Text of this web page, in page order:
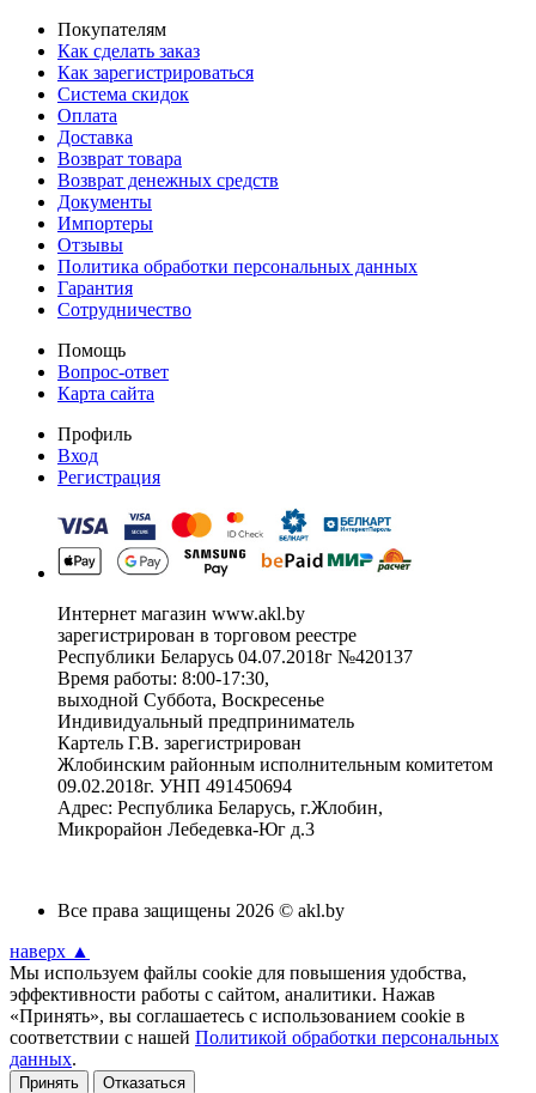
Покупателям
Как сделать заказ
Как зарегистрироваться
Система скидок
Оплата
Доставка
Возврат товара
Возврат денежных средств
Документы
Импортеры
Отзывы
Политика обработки персональных данных
Гарантия
Сотрудничество
Помощь
Вопрос-ответ
Карта сайта
Профиль
Вход
Регистрация
Интернет магазин www.akl.by
зарегистрирован в торговом реестре
Республики Беларусь 04.07.2018г №420137
Время работы: 8:00-17:30,
выходной Суббота, Воскресенье
Индивидуальный предприниматель
Картель Г.В. зарегистрирован
Жлобинским районным исполнительным комитетом
09.02.2018г. УНП 491450694
Адрес: Республика Беларусь, г.Жлобин,
Микрорайон Лебедевка-Юг д.3
Все права защищены 2026 © akl.by
наверх ▲
Мы используем файлы cookie для повышения удобства,
эффективности работы с сайтом, аналитики. Нажав
«Принять», вы соглашаетесь с использованием cookie в
соответствии с нашей Политикой обработки персональных
данных.
Принять Отказаться